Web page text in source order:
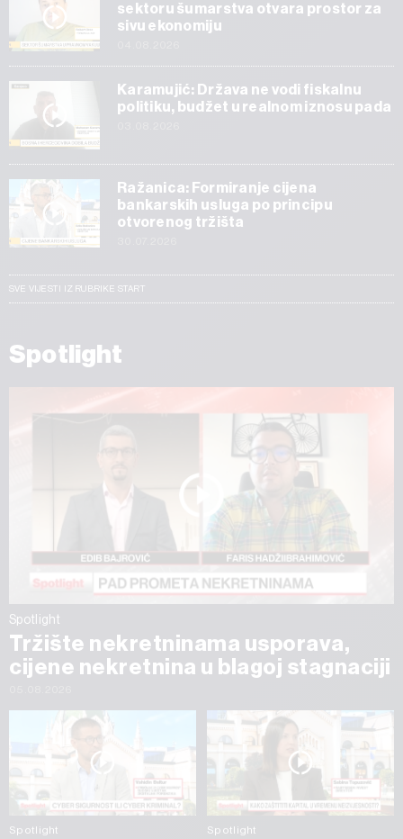
sektoru šumarstva otvara prostor za
sivu ekonomiju
Karamujić: Država ne vodi fiskalnu
politiku, budžet u realnom iznosu pada
Ražanica: Formiranje cijena
bankarskih usluga po principu
otvorenog tržišta
SVE VIJESTI IZ RUBRIKE START
Spotlight
Spotlight
Tržište nekretninama usporava,
cijene nekretnina u blagoj stagnaciji
Spotlight Spotlight